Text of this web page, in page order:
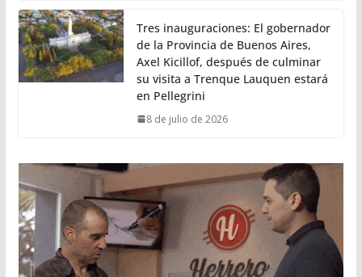
Tres inauguraciones: El gobernador
de la Provincia de Buenos Aires,
Axel Kicillof, después de culminar
su visita a Trenque Lauquen estará
en Pellegrini
8 de julio de 2026